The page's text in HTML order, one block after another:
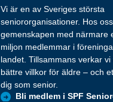
Vi är en av Sveriges största
seniororganisationer. Hos
gemenskapen med närmare
miljon medlemmar i
landet. Tillsammans verkar
bättre villkor för äldre – och
dig som senior.
Bli medlem i SPF